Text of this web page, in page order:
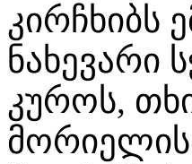
კირჩხიბს
ნახევარი
კუროს,
მორიელის